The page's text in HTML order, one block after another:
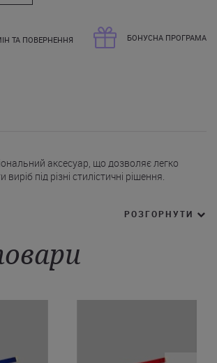
ТА ПОВЕРНЕННЯ БОНУСНА ПРОГРАМА
аксесуар, що дозволяє легко
під різні стилістичні рішення.
для панчіх Мейсон Клоз в
РОЗГОРНУТИ